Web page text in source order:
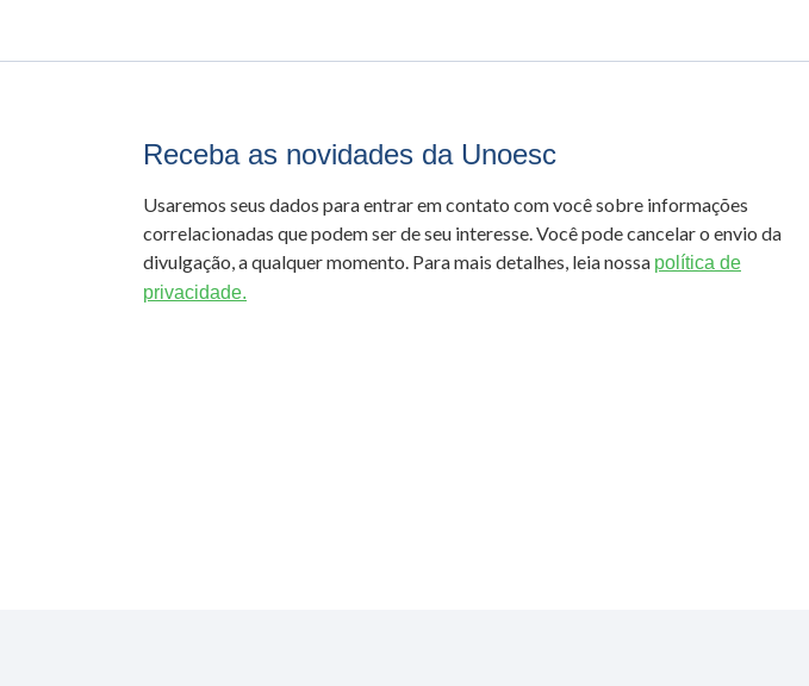
Receba as novidades da Unoesc
Usaremos seus dados para entrar em contato com você sobre informações
correlacionadas que podem ser de seu interesse. Você pode cancelar o envio da
divulgação, a qualquer momento. Para mais detalhes, leia nossa política de
privacidade.